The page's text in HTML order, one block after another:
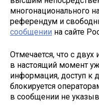
многонационального
референдум и
сообщении на сайте
Отмечается, что с двух
в настоящий момент
информация, доступ к
блокируется
в сообщении не